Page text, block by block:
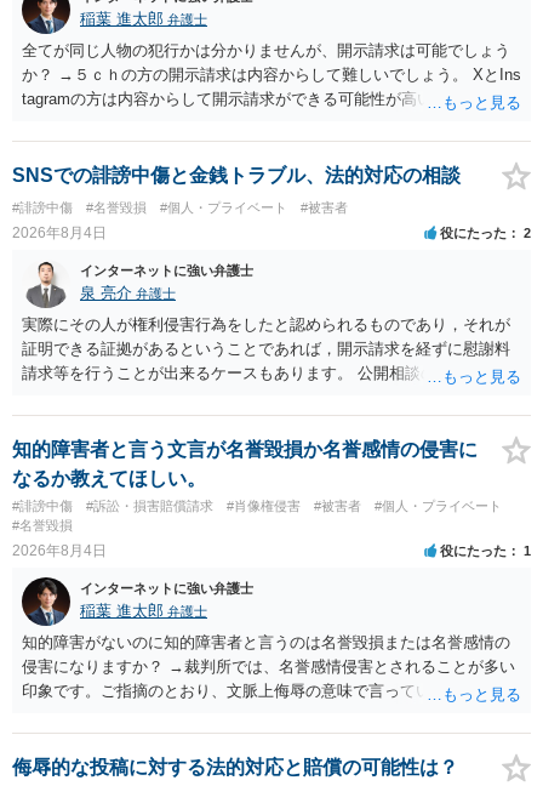
稲葉 進太郎 弁護士
全てが同じ人物の犯行かは分かりませんが、開示請求は可能でしょう
か？ →５ｃｈの方の開示請求は内容からして難しいでしょう。 XとIns
tagramの方は内容からして開示請求ができる可能性が高いでしょう。
いでしょう。７月中にアカウントが削除されている場合、今から進め
ても失敗する可能性が高いように思われます。 相手を特定できた場
合、相手に全ての弁護士費用を負担させることは可能でしょうか？ →
訴訟外の交渉で相手方が認めれば負担させることができるでしょう。
訴訟で判決となった場合は、実際の弁護士費用が認められる場合と認
められない場合があり何ともいえないところでしょう。
SNSでの誹謗中傷と金銭トラブル、法的対応の相談
#誹謗中傷 #名誉毀損 #個人・プライベート #被害者
2026年8月4日 役にたった 2
インターネットに強い弁護士
泉 亮介 弁護士
実際にその人が権利侵害行為をしたと認められるものであり，それが
証明できる証拠があるということであれば，開示請求を経ずに慰謝料
請求等を行うことが出来るケースもあります。 公開相談の場では回答
に個別に相談されると良いでしょう。
知的障害者と言う文言が名誉毀損か名誉感情の侵害に
なるか教えてほしい。
#誹謗中傷 #訴訟・損害賠償請求 #肖像権侵害 #被害者
#個人・プライベート
#名誉毀損
2026年8月4日 役にたった 1
インターネットに強い弁護士
稲葉 進太郎 弁護士
知的障害がないのに知的障害者と言うのは名誉毀損または名誉感情の
侵害になりますか？ →裁判所では、名誉感情侵害とされることが多い
印象です。ご指摘のとおり、文脈上侮辱の意味で言っている点も加味
侮辱的な投稿に対する法的対応と賠償の可能性は？